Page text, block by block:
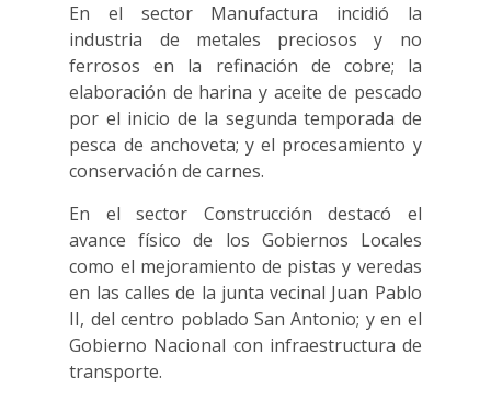
En el sector Manufactura incidió la
industria de metales preciosos y no
ferrosos en la refinación de cobre; la
elaboración de harina y aceite de pescado
por el inicio de la segunda temporada de
pesca de anchoveta; y el procesamiento y
conservación de carnes.
En el sector Construcción destacó el
avance físico de los Gobiernos Locales
como el mejoramiento de pistas y veredas
en las calles de la junta vecinal Juan Pablo
II, del centro poblado San Antonio; y en el
Gobierno Nacional con infraestructura de
transporte.